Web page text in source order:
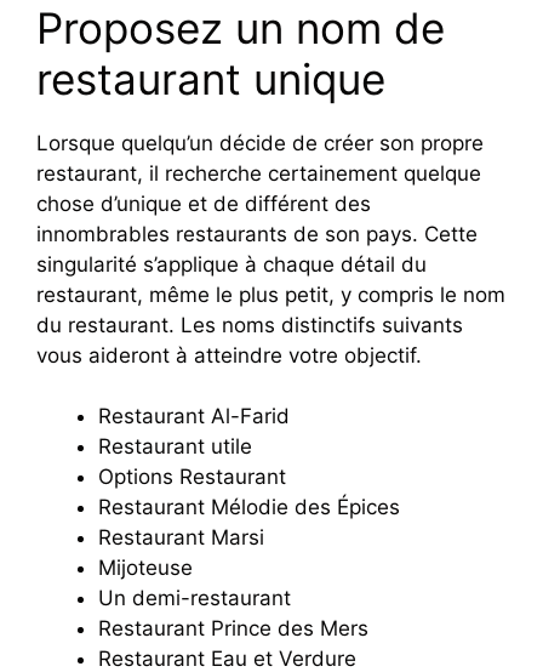
Proposez un nom de
restaurant unique
Lorsque quelqu’un décide de créer son propre
restaurant, il recherche certainement quelque
chose d’unique et de différent des
innombrables restaurants de son pays. Cette
singularité s’applique à chaque détail du
restaurant, même le plus petit, y compris le nom
du restaurant. Les noms distinctifs suivants
vous aideront à atteindre votre objectif.
Restaurant Al-Farid
Restaurant utile
Options Restaurant
Restaurant Mélodie des Épices
Restaurant Marsi
Mijoteuse
Un demi-restaurant
Restaurant Prince des Mers
Restaurant Eau et Verdure